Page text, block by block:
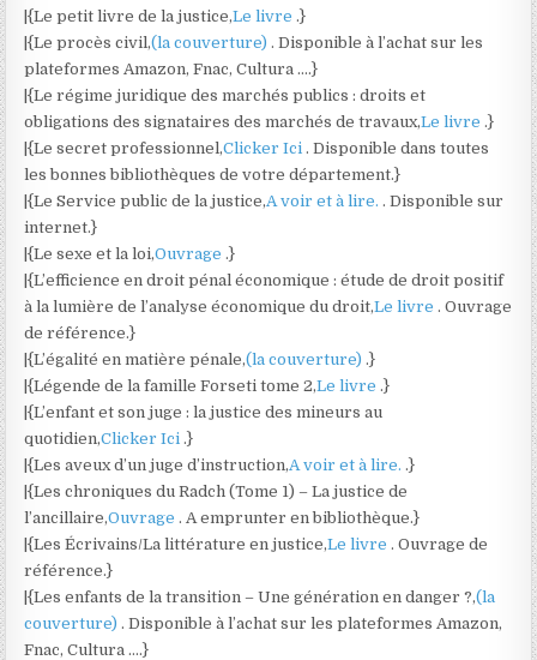
|{Le petit livre de la justice,Le livre .}
|{Le procès civil,(la couverture) . Disponible à l’achat sur les
plateformes Amazon, Fnac, Cultura ….}
|{Le régime juridique des marchés publics : droits et
obligations des signataires des marchés de travaux,Le livre .}
|{Le secret professionnel,Clicker Ici . Disponible dans toutes
les bonnes bibliothèques de votre département.}
|{Le Service public de la justice,A voir et à lire. . Disponible sur
internet.}
|{Le sexe et la loi,Ouvrage .}
|{L’efficience en droit pénal économique : étude de droit positif
à la lumière de l’analyse économique du droit,Le livre . Ouvrage
de référence.}
|{L’égalité en matière pénale,(la couverture) .}
|{Légende de la famille Forseti tome 2,Le livre .}
|{L’enfant et son juge : la justice des mineurs au
quotidien,Clicker Ici .}
|{Les aveux d’un juge d’instruction,A voir et à lire. .}
|{Les chroniques du Radch (Tome 1) – La justice de
l’ancillaire,Ouvrage . A emprunter en bibliothèque.}
|{Les Écrivains/La littérature en justice,Le livre . Ouvrage de
référence.}
|{Les enfants de la transition – Une génération en danger ?,(la
couverture) . Disponible à l’achat sur les plateformes Amazon,
Fnac, Cultura ….}